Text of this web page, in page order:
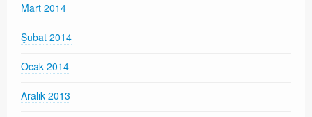
Mart 2014
Şubat 2014
Ocak 2014
Aralık 2013